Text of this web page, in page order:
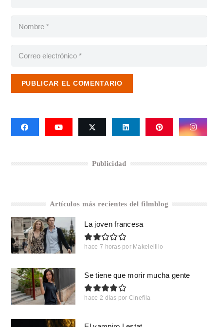
PUBLICAR EL COMENTARIO
Publicidad
Artículos más recientes del filmblog
La joven francesa
hace 7 horas por Makelelillo
Se tiene que morir mucha gente
hace 2 días por Cinefila